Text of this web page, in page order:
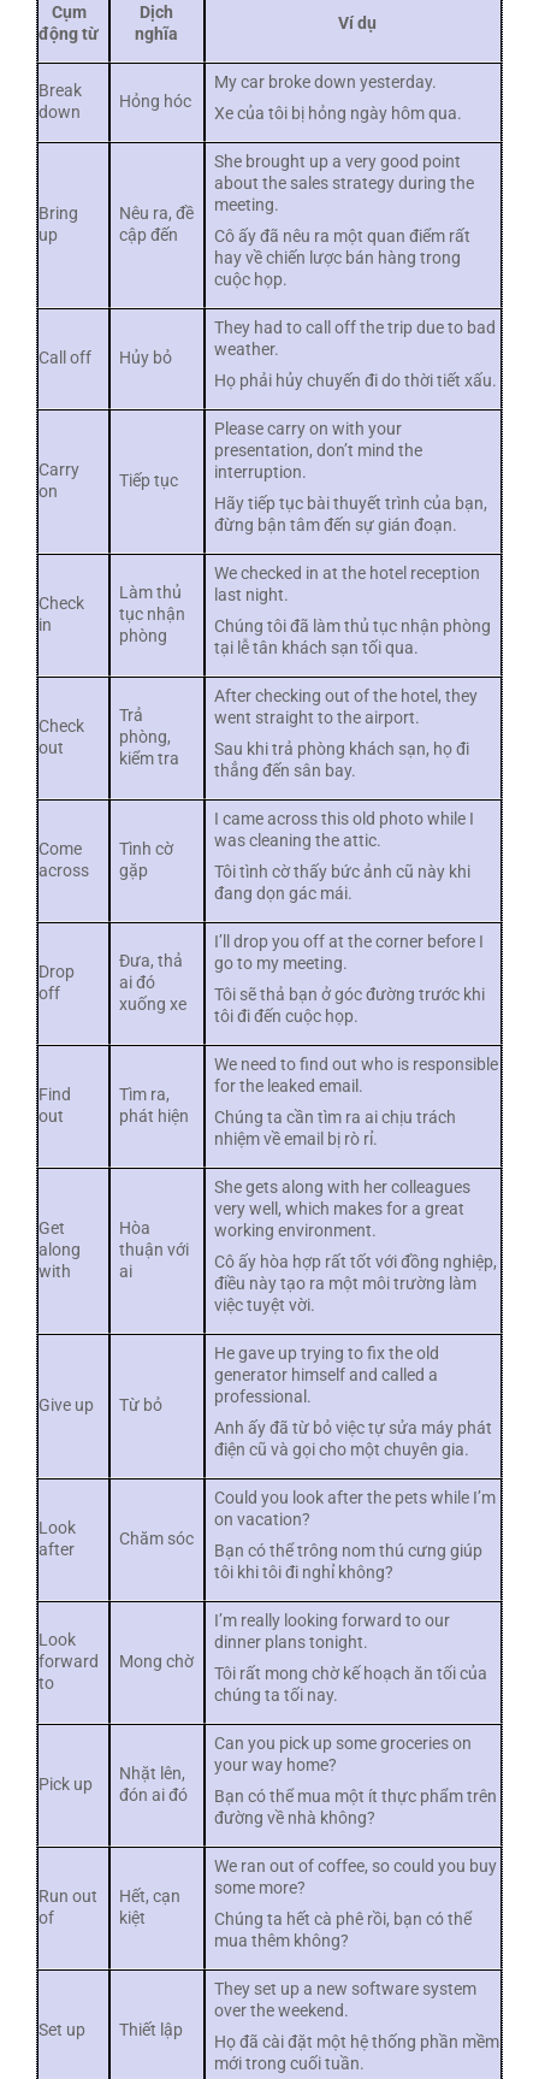
Cụm
động từ
Dịch
nghĩa
Ví dụ
Break
down
Hỏng hóc
My car broke down yesterday.
Xe của tôi bị hỏng ngày hôm qua.
Bring
up
Nêu ra, đề
cập đến
She brought up a very good point
about the sales strategy during the
meeting.
Cô ấy đã nêu ra một quan điểm rất
hay về chiến lược bán hàng trong
cuộc họp.
Call off Hủy bỏ
They had to call off the trip due to bad
weather.
Họ phải hủy chuyến đi do thời tiết xấu.
Carry
on
Tiếp tục
Please carry on with your
presentation, don’t mind the
interruption.
Hãy tiếp tục bài thuyết trình của bạn,
đừng bận tâm đến sự gián đoạn.
Check
in
Làm thủ
tục nhận
phòng
We checked in at the hotel reception
last night.
Chúng tôi đã làm thủ tục nhận phòng
tại lễ tân khách sạn tối qua.
Check
out
Trả
phòng,
kiểm tra
After checking out of the hotel, they
went straight to the airport.
Sau khi trả phòng khách sạn, họ đi
thẳng đến sân bay.
Come
across
Tình cờ
gặp
I came across this old photo while I
was cleaning the attic.
Tôi tình cờ thấy bức ảnh cũ này khi
đang dọn gác mái.
Drop
off
Đưa, thả
ai đó
xuống xe
I’ll drop you off at the corner before I
go to my meeting.
Tôi sẽ thả bạn ở góc đường trước khi
tôi đi đến cuộc họp.
Find
out
Tìm ra,
phát hiện
We need to find out who is responsible
for the leaked email.
Chúng ta cần tìm ra ai chịu trách
nhiệm về email bị rò rỉ.
Get
along
with
Hòa
thuận với
ai
She gets along with her colleagues
very well, which makes for a great
working environment.
Cô ấy hòa hợp rất tốt với đồng nghiệp,
điều này tạo ra một môi trường làm
việc tuyệt vời.
Give up Từ bỏ
He gave up trying to fix the old
generator himself and called a
professional.
Anh ấy đã từ bỏ việc tự sửa máy phát
điện cũ và gọi cho một chuyên gia.
Look
after
Chăm sóc
Could you look after the pets while I’m
on vacation?
Bạn có thể trông nom thú cưng giúp
tôi khi tôi đi nghỉ không?
Look
forward
to
Mong chờ
I’m really looking forward to our
dinner plans tonight.
Tôi rất mong chờ kế hoạch ăn tối của
chúng ta tối nay.
Pick up
Nhặt lên,
đón ai đó
Can you pick up some groceries on
your way home?
Bạn có thể mua một ít thực phẩm trên
đường về nhà không?
Run out
of
Hết, cạn
kiệt
We ran out of coffee, so could you buy
some more?
Chúng ta hết cà phê rồi, bạn có thể
mua thêm không?
Set up Thiết lập
They set up a new software system
over the weekend.
Họ đã cài đặt một hệ thống phần mềm
mới trong cuối tuần.